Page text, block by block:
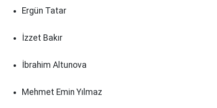
Ergün Tatar
İzzet Bakır
İbrahim Altunova
Mehmet Emin Yılmaz